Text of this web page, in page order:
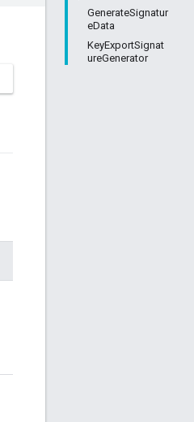
GenerateSignatur
eData
KeyExportSignat
ureGenerator